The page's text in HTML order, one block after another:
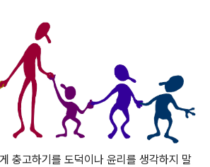
충고하기를 도덕이나 윤리를 생각하지 말